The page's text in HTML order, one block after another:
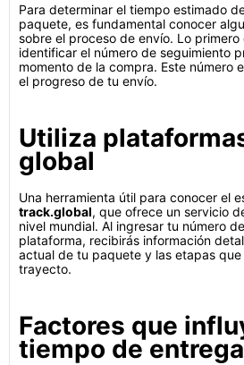
Para determinar el tiempo estimado
paquete, es fundamental conocer
sobre el proceso de envío. Lo
identificar el número de seguimiento
momento de la compra. Este número
el progreso de tu envío.
Utiliza
global
Una herramienta útil para conocer el
track.global, que ofrece un servicio
nivel mundial. Al ingresar tu número
plataforma, recibirás información
actual de tu paquete y las etapas
trayecto.
Factores que
tiempo de entrega